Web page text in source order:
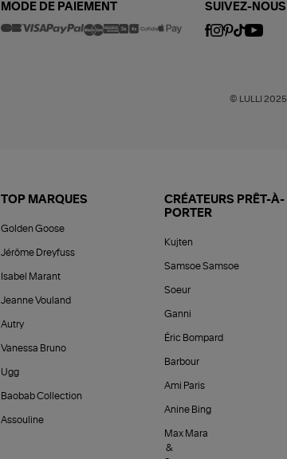
MODE DE PAIEMENT SUIVEZ-NOUS
© LULLI
TOP MARQUES
Golden Goose
Jérôme Dreyfuss
Isabel Marant
Jeanne Vouland
Autry
Vanessa Bruno
Ugg
Baobab Collection
Assouline
CRÉATEURS PRÊT-À-
PORTER
Kujten
Samsoe Samsoe
Soeur
Ganni
Éric Bompard
Barbour
Ami Paris
Anine Bing
Max Mara
&